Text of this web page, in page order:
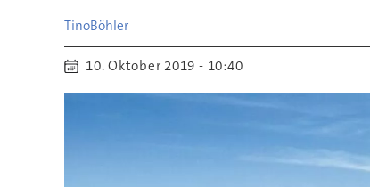
TinoBöhler
10. Oktober 2019 - 10:40